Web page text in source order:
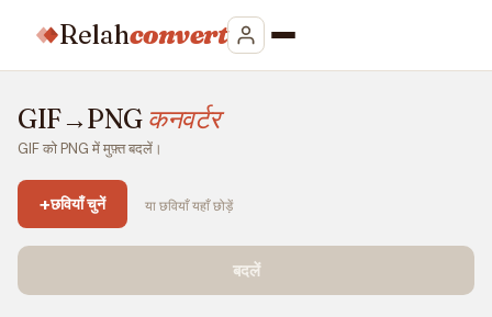
Relahconvert
GIF→PNG कनवर्टर
GIF को PNG में मुफ़्त बदलें।
+छवियाँ चुनें या छवियाँ यहाँ छोड़ें
बदलें